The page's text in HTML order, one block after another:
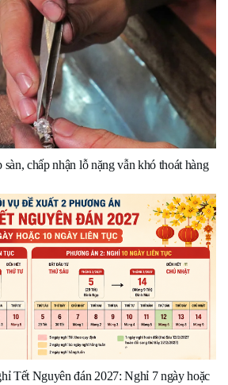
chấp nhận lỗ nặng vẫn khó thoát hàng
Tết Nguyên đán 2027: Nghỉ 7 ngày hoặc